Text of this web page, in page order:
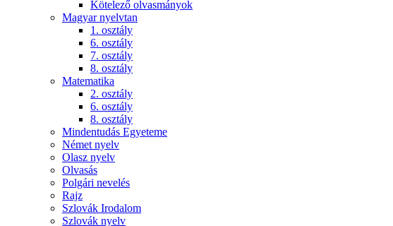
Kötelező olvasmányok
Magyar nyelvtan
1. osztály
6. osztály
7. osztály
8. osztály
Matematika
2. osztály
6. osztály
8. osztály
Mindentudás Egyeteme
Német nyelv
Olasz nyelv
Olvasás
Polgári nevelés
Rajz
Szlovák Irodalom
Szlovák nyelv